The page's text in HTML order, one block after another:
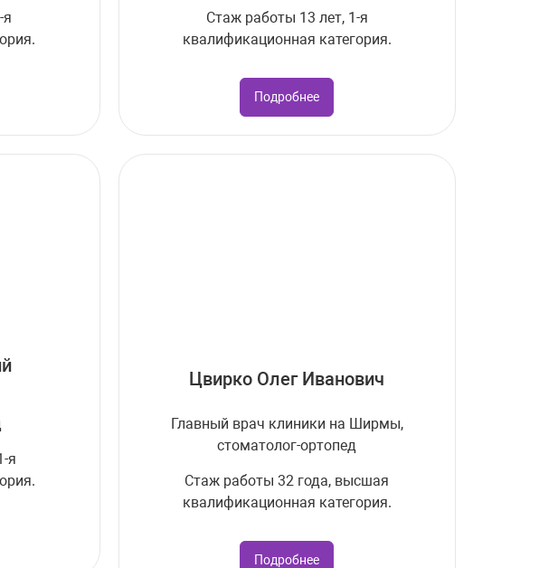
я
Стаж работы 13 лет, 1-я
квалификационная категория.
Подробнее
я
Цвирко Олег Иванович
Главный врач клиники на Ширмы,
стоматолог-ортопед
Стаж работы 32 года, высшая
квалификационная категория.
Подробнее